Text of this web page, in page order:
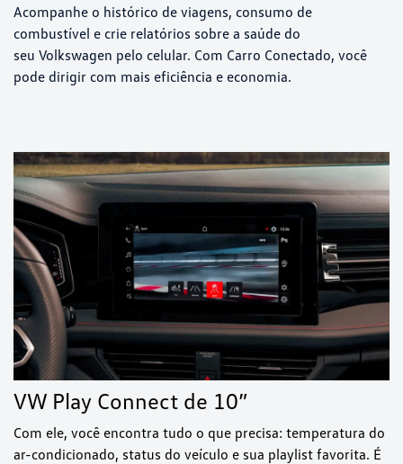
Acompanhe o histórico de viagens, consumo de
combustível e crie relatórios sobre a saúde do
seu Volkswagen pelo celular. Com Carro Conectado, você
pode dirigir com mais eficiência e economia.
VW Play Connect de 10”
Com ele, você encontra tudo o que precisa: temperatura do
ar-condicionado, status do veículo e sua playlist favorita. É